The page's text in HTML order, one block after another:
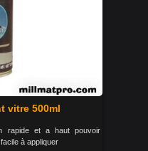
vitre 500ml
rapide et a haut pouvoir
à appliquer